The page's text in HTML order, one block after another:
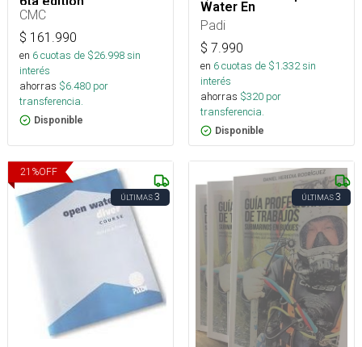
CMC
$ 161.990
en 6cuotas de $26.998sin
interés
ahorras $6.480 por
transferencia.
Disponible
Water En
Padi
$ 7.990
en 6cuotas de $1.332sin
interés
ahorras $320 por
transferencia.
Disponible
21 %OFF
ÚLTIMAS3 ÚLTIMAS3